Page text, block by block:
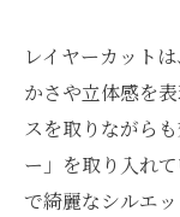
レイヤーカット
かさや立体感を
スを取りながら
ー」を取り入れ
で綺麗なシルエ